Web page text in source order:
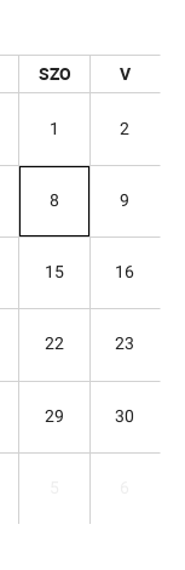
SZO V
1 2
8 9
15 16
22 23
29 30